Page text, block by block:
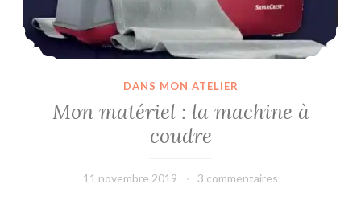
DANS MON ATELIER
Mon matériel : la machine à
coudre
11 novembre 2019
L'Effet
3 commentaires